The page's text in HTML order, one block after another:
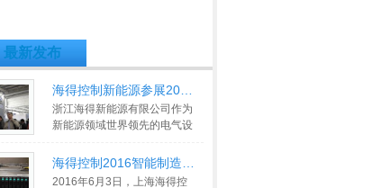
最新发布
浙江海得新能源有限公司作为
新能源领域世界领先的电气设
4MW全>>
2016年6月3日，上海海得控